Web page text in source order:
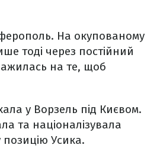
На окупованому
тоді через постійний
на те, щоб
у Ворзель під Києвом.
та націоналізувала
позицію Усика.